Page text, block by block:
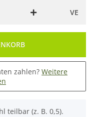
VE
zahlen? Weitere
teilbar (z. B. 0,5).